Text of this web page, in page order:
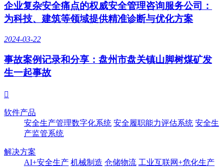
企业复杂安全痛点的权威安全管理咨询服务公司：
为科技、建筑等领域提供精准诊断与优化方案
2024-03-22
事故案例记录和分享：盘州市盘关镇山脚树煤矿发
生一起事故

软件产品
安全生产管理数字化系统 安全履职能力评估系统 安全生
产监管系统
解决方案
AI+安全生产 机械制造 仓储物流 工业互联网+危化生产